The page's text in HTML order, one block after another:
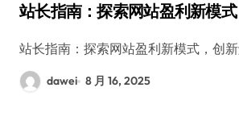
站长指南：探索网站盈利新模
站长指南：探索网站盈利新模式，创
dawei 8 月 16, 2025